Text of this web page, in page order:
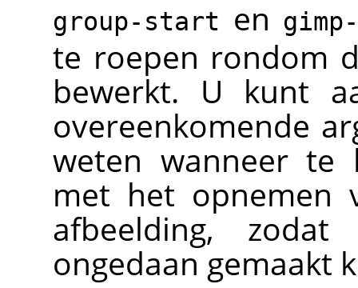
group-start en
te roepen rondom
bewerkt. U kunt
overeenkomende
weten wanneer te
met het opnemen
afbeelding,
ongedaan gemaakt